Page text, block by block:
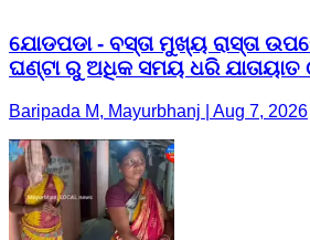
ଯୋଡପଡା - ବସ୍ତା ମୁଖ୍ୟ ରାସ୍ତା
ଘଣ୍ଟା ରୁ ଅଧିକ ସମୟ ଧରି ଯାତାୟାତ
Baripada M, Mayurbhanj | Aug 7, 2026